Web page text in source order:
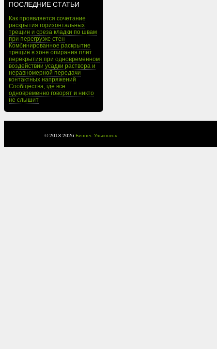
ПОСЛЕДНИЕ СТАТЬИ
Как проявляется сочетание
раскрытия горизонтальных
трещин и среза кладки по швам
при перегрузке стен
Комбинированное раскрытие
трещин в зоне опирания плит
перекрытия при одновременном
воздействии усадки раствора и
неравномерной передачи
контактных напряжений
Сообщества, где все
одновременно говорят и никто
не слышит
© 2013-2026 Бизнес Ульяновск